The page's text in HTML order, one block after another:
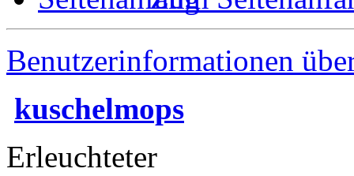
Benutzerinformationen
kuschelmops
Erleuchteter